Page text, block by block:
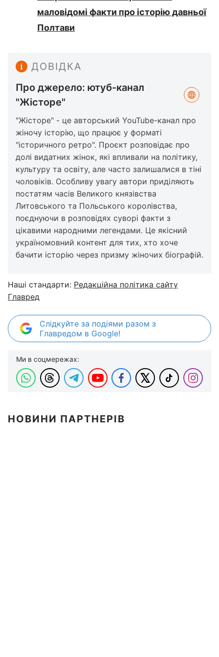
маловідомі факти про історію давньої
Полтави
ДОВІДКА
Про джерело: ютуб-канал
"Жісторе"
"Жісторе" - це авторський YouTube-канал про
жіночу історію, що працює у форматі
"історичного ретро". Проєкт розповідає про
долі видатних жінок, які впливали на політику,
культуру та освіту, але часто залишалися в тіні
чоловіків. Особливу увагу автори приділяють
постатям часів Великого князівства
Литовського та Польського королівства,
поєднуючи в розповідях суворі факти з
цікавими народними легендами. Це якісний
україномовний контент для тих, хто хоче
бачити історію через призму жіночих біографій.
Наші стандарти: Редакційна політика сайту
Главред
Слідкуйте за подіями разом з
Главредом в Google!
Ми в соцмережах:
НОВИНИ ПАРТНЕРІВ